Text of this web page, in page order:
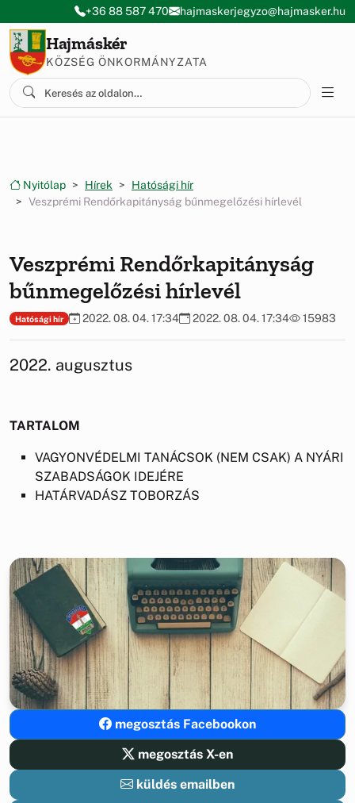
Ugrás a menüre
Ugrás a tartalomra
+36 88 587 470 hajmaskerjegyzo@hajmasker.hu
Hajmáskér
KÖZSÉG ÖNKORMÁNYZATA
Nyitólap Hírek
Hatósági hír
Veszprémi Rendőrkapitányság bűnmegelőzési hírlevél
Veszprémi Rendőrkapitányság
bűnmegelőzési hírlevél
Hatósági hír 2022. 08. 04. 17:34 2022. 08. 04. 17:34 15983
2022. augusztus
TARTALOM
VAGYONVÉDELMI TANÁCSOK (NEM CSAK) A NYÁRI
SZABADSÁGOK IDEJÉRE
HATÁRVADÁSZ TOBORZÁS
megosztás Facebookon
megosztás X-en
küldés emailben